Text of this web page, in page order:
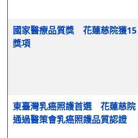
國家醫療品質獎 花蓮慈院獲15
獎項
東臺灣乳癌照護首選 花蓮慈院
通過醫策會乳癌照護品質認證